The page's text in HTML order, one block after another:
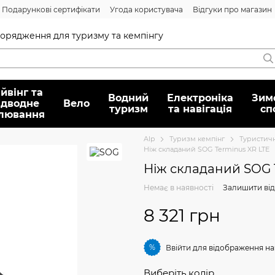
Подарункові сертифікати Угода користувача
Відгуки про магазин
для туризму та кемпінгу
та
Вело
Водний
туризм
Електроніка
та навігація
Alp Туризм кемпінг
Ніж складаний SOG Terminus XR LTE
Ніж складаний SOG
Немає в наявності Залишити
8 321 грн
% Ввійти для відображення